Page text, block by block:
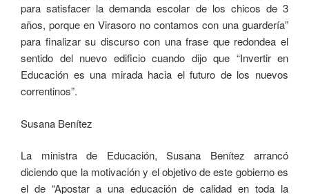
para satisfacer la demanda escolar de los chicos de 3
años, porque en Virasoro no contamos con una guardería”
para finalizar su discurso con una frase que redondea el
sentido del nuevo edificio cuando dijo que “Invertir en
Educación es una mirada hacia el futuro de los nuevos
correntinos”.
Susana Benítez
La ministra de Educación, Susana Benítez arrancó
diciendo que la motivación y el objetivo de este gobierno es
el de “Apostar a una educación de calidad en toda la